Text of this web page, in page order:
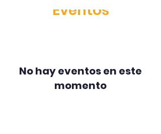
Eventos
No hay eventos en este
momento